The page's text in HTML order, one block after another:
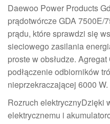
Daewoo Power Products
prądotwórcze GDA 7500E/
prądu, które sprawdzi się
sieciowego zasilania
proste w obsłudze.
podłączenie odbiorników
nieprzekraczającej 6000 W.
Rozruch elektrycznyDzięki
elektrycznemu i